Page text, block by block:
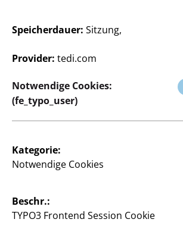
Speicherdauer: Sitzung,
Provider: tedi.com
Notwendige Cookies:
(fe_typo_user)
Kategorie:
Notwendige Cookies
Beschr.:
TYPO3 Frontend Session Cookie